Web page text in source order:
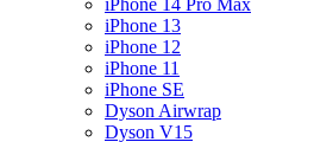
iPhone 13
iPhone 12
iPhone 11
iPhone SE
Dyson Airwrap
Dyson V15